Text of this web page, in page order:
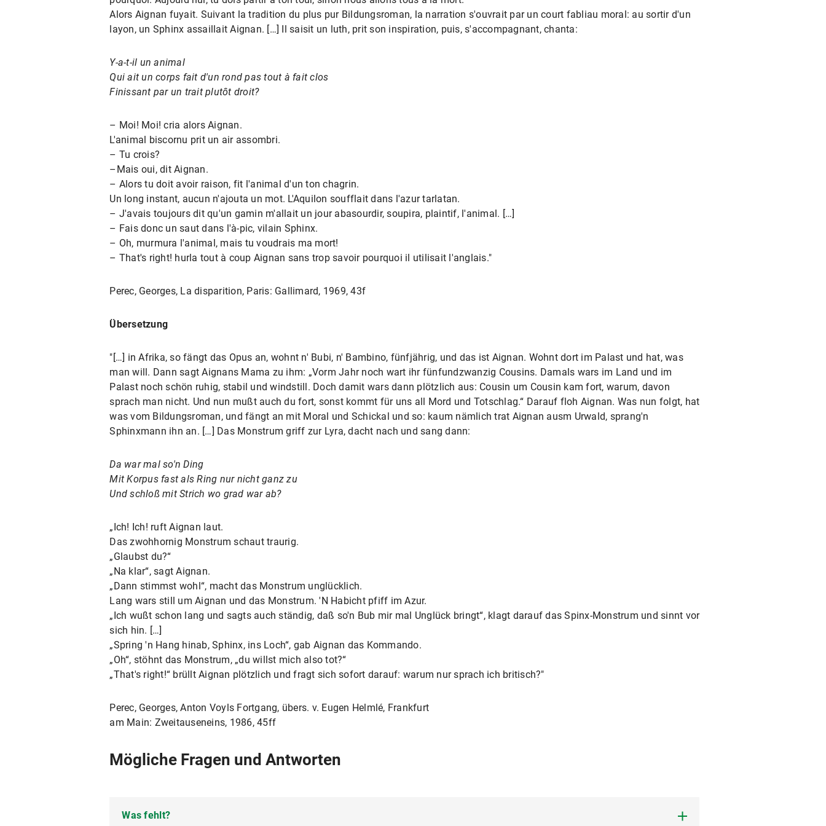
einhergeht.
stellen. So finden sich einige mögliche motivische Verknüpfungen in der Darstellung der Bedeutsamkeit der Natur über die
Sonnenflecken („that gold spot“) sowie der Sexualisierung der Sonne mit Schrebers Ausführungen zur Sonne und den
formulieren.
Alors Aignan fuyait. Suivant la tradition du plus pur Bildungsroman, la narration s'ouvrait par un court fabliau moral: au sortir d'un
layon, un Sphinx assaillait Aignan. […] Il saisit un luth, prit son inspiration, puis, s'accompagnant, chanta:
Y-a-t-il un animal
Qui ait un corps fait d'un rond pas tout à fait clos
Finissant par un trait plutôt droit?
– Moi! Moi! cria alors Aignan.
L'animal biscornu prit un air assombri.
– Tu crois?
–Mais oui, dit Aignan.
– Alors tu doit avoir raison, fit l'animal d'un ton chagrin.
Un long instant, aucun n'ajouta un mot. L'Aquilon soufflait dans l'azur tarlatan.
– J'avais toujours dit qu'un gamin m'allait un jour abasourdir, soupira, plaintif, l'animal. […]
– Fais donc un saut dans l'à-pic, vilain Sphinx.
– Oh, murmura l'animal, mais tu voudrais ma mort!
– That's right! hurla tout à coup Aignan sans trop savoir pourquoi il utilisait l'anglais."
Perec, Georges, La disparition, Paris: Gallimard, 1969, 43f
Übersetzung
"[…] in Afrika, so fängt das Opus an, wohnt n' Bubi, n' Bambino, fünfjährig, und das ist Aignan. Wohnt dort im Palast und hat, was
man will. Dann sagt Aignans Mama zu ihm: „Vorm Jahr noch wart ihr fünfundzwanzig Cousins. Damals wars im Land und im
Palast noch schön ruhig, stabil und windstill. Doch damit wars dann plötzlich aus: Cousin um Cousin kam fort, warum, davon
sprach man nicht. Und nun mußt auch du fort, sonst kommt für uns all Mord und Totschlag.“ Darauf floh Aignan. Was nun folgt, hat
was vom Bildungsroman, und fängt an mit Moral und Schickal und so: kaum nämlich trat Aignan ausm Urwald, sprang'n
Sphinxmann ihn an. […] Das Monstrum griff zur Lyra, dacht nach und sang dann:
Da war mal so'n Ding
Mit Korpus fast als Ring nur nicht ganz zu
Und schloß mit Strich wo grad war ab?
„Ich! Ich! ruft Aignan laut.
Das zwohhornig Monstrum schaut traurig.
„Glaubst du?“
„Na klar“, sagt Aignan.
„Dann stimmst wohl“, macht das Monstrum unglücklich.
Lang wars still um Aignan und das Monstrum. 'N Habicht pfiff im Azur.
„Ich wußt schon lang und sagts auch ständig, daß so'n Bub mir mal Unglück bringt“, klagt darauf das Spinx-Monstrum und sinnt vor
sich hin. […]
„Spring 'n Hang hinab, Sphinx, ins Loch“, gab Aignan das Kommando.
„Oh“, stöhnt das Monstrum, „du willst mich also tot?“
„That's right!“ brüllt Aignan plötzlich und fragt sich sofort darauf: warum nur sprach ich britisch?"
Perec, Georges, Anton Voyls Fortgang, übers. v. Eugen Helmlé, Frankfurt
am Main: Zweitauseneins, 1986, 45ff
Mögliche Fragen und Antworten
Was fehlt?